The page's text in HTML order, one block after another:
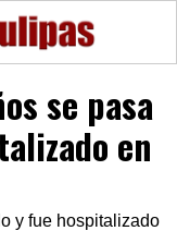
se pasa
en
y fue hospitalizado